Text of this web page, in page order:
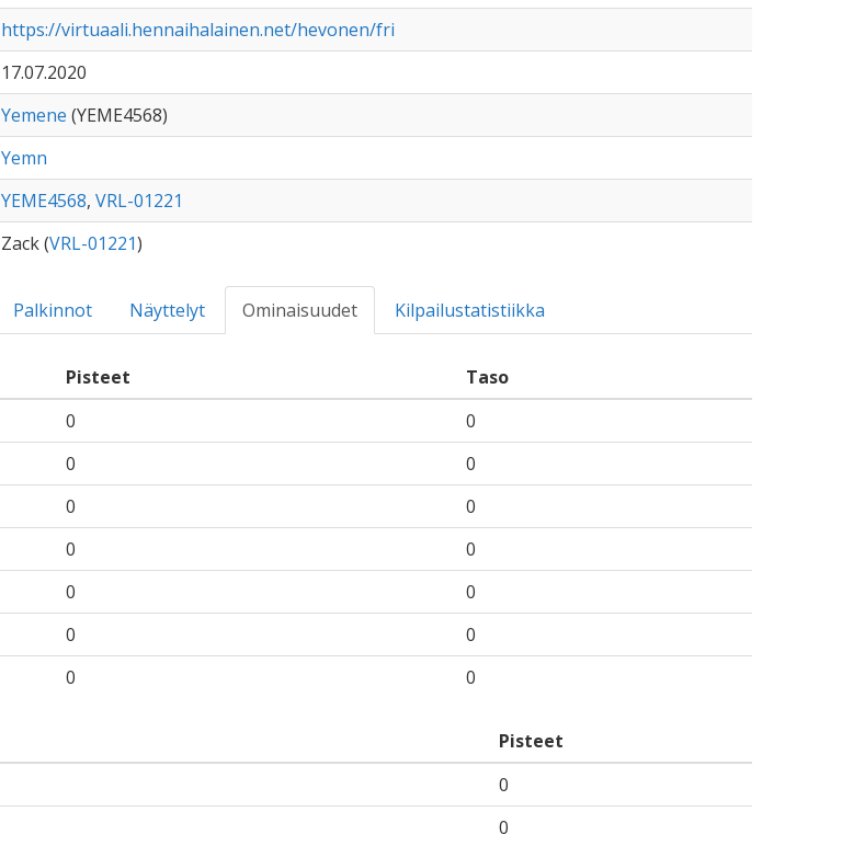
https://virtuaali.hennaihalainen.net/hevonen/fri
17.07.2020
Yemene (YEME4568)
Yemn
YEME4568, VRL-01221
Zack (VRL-01221)
Palkinnot Näyttelyt Ominaisuudet Kilpailustatistiikka
Pisteet
Taso
0
0
0
0
0
0
0
0
0
0
0
0
0 0
Pisteet
0
0